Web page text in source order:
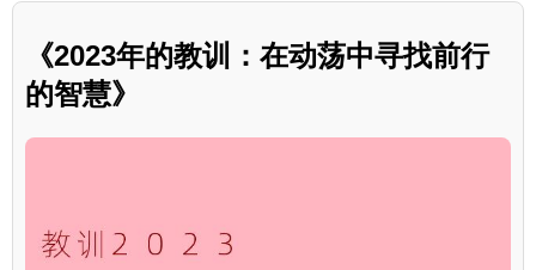
《2023年的教训：在动荡中寻找前行
的智慧》